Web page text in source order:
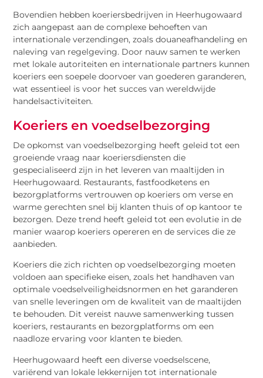
Bovendien hebben koeriersbedrijven in Heerhugowaard
zich aangepast aan de complexe behoeften van
internationale verzendingen, zoals douaneafhandeling en
naleving van regelgeving. Door nauw samen te werken
met lokale autoriteiten en internationale partners kunnen
koeriers een soepele doorvoer van goederen garanderen,
wat essentieel is voor het succes van wereldwijde
handelsactiviteiten.
Koeriers en voedselbezorging
De opkomst van voedselbezorging heeft geleid tot een
groeiende vraag naar koeriersdiensten die
gespecialiseerd zijn in het leveren van maaltijden in
Heerhugowaard. Restaurants, fastfoodketens en
bezorgplatforms vertrouwen op koeriers om verse en
warme gerechten snel bij klanten thuis of op kantoor te
bezorgen. Deze trend heeft geleid tot een evolutie in de
manier waarop koeriers opereren en de services die ze
aanbieden.
Koeriers die zich richten op voedselbezorging moeten
voldoen aan specifieke eisen, zoals het handhaven van
optimale voedselveiligheidsnormen en het garanderen
van snelle leveringen om de kwaliteit van de maaltijden
te behouden. Dit vereist nauwe samenwerking tussen
koeriers, restaurants en bezorgplatforms om een
naadloze ervaring voor klanten te bieden.
Heerhugowaard heeft een diverse voedselscene,
variërend van lokale lekkernijen tot internationale